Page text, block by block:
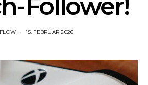
Follower!
15. FEBRUAR 2026